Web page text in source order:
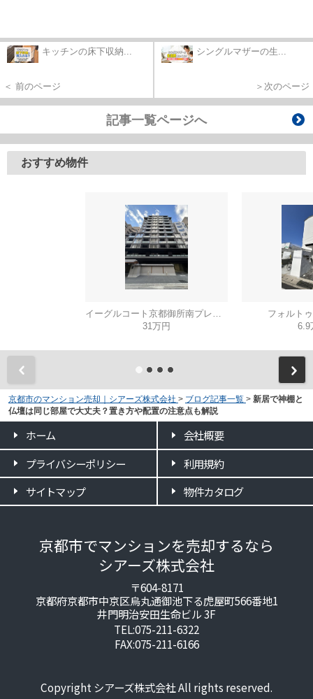
キッチンの床下収納...
＜ 前のページ
シングルマザーの生...
＞次のページ
記事一覧ページへ
おすすめ物件
イーグルコート京都御所南プレミアム迎賓館
31万円
フォルト
6.9
京都市のマンション売却｜シアーズ株式会社 > ブログ記事一覧 > 新居で神棚と
仏壇は同じ部屋で大丈夫？置き方や配置の注意点も解説
ホーム
会社概要
プライバシーポリシー
利用規約
サイトマップ
物件カタログ
京都市でマンションを売却するなら
シアーズ株式会社
〒604-8171
京都府京都市中京区烏丸通御池下る虎屋町566番地1
井門明治安田生命ビル 3F
TEL:075-211-6322
FAX:075-211-6166
Copyright シアーズ株式会社 All rights reserved.